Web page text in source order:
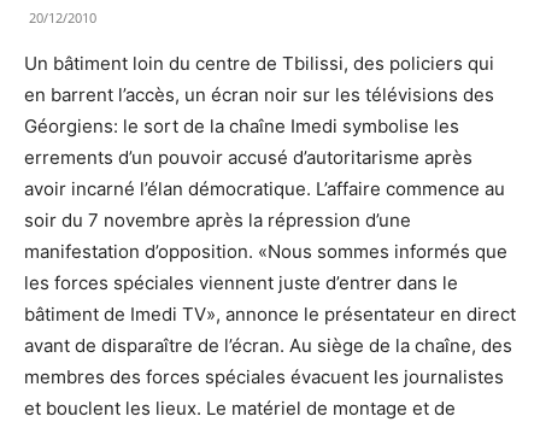
20/12/2010
Un bâtiment loin du centre de Tbilissi, des policiers qui
en barrent l’accès, un écran noir sur les télévisions des
Géorgiens: le sort de la chaîne Imedi symbolise les
errements d’un pouvoir accusé d’autoritarisme après
avoir incarné l’élan démocratique. L’affaire commence au
soir du 7 novembre après la répression d’une
manifestation d’opposition. «Nous sommes informés que
les forces spéciales viennent juste d’entrer dans le
bâtiment de Imedi TV», annonce le présentateur en direct
avant de disparaître de l’écran. Au siège de la chaîne, des
membres des forces spéciales évacuent les journalistes
et bouclent les lieux. Le matériel de montage et de